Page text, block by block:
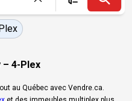
– 4-Plex
au Québec avec Vendre.ca.